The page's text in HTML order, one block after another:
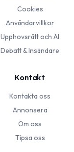
Cookies
Användarvillkor
Upphovsrätt och AI
Debatt & Insändare
Kontakt
Kontakta oss
Annonsera
Om oss
Tipsa oss